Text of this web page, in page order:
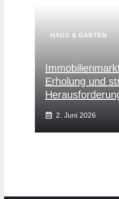
HAUS & GARTEN
Erholung und
2. Juni 2026